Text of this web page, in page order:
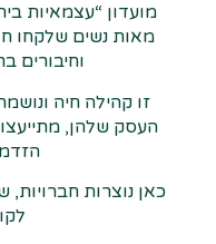
מאות נשים שלקחו
וחיבורים
זו קהילה חיה
העסק שלהן,
כאן נוצרות חברויות,